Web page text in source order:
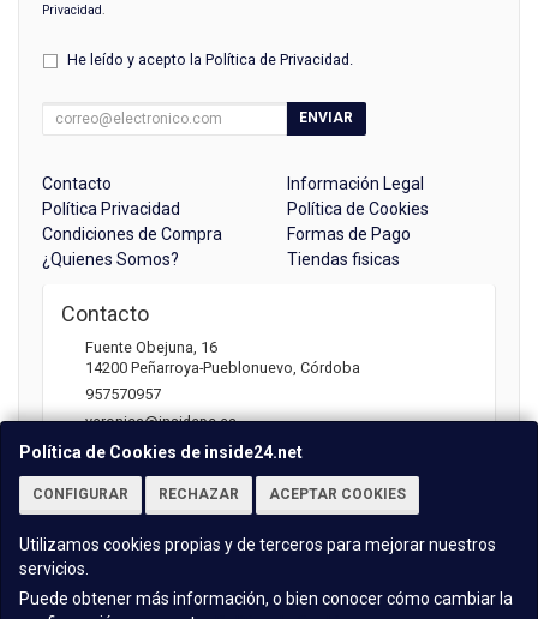
Política de Cookies de inside24.net
CONFIGURAR RECHAZAR ACEPTAR COOKIES
Utilizamos cookies propias y de terceros para mejorar nuestros
servicios.
Puede obtener más información, o bien conocer cómo cambiar la
Privacidad
He leído y acepto la Política de Privacidad
ENVIAR
Contacto
Información Legal
Política Privacidad
Política de Cookies
Condiciones de Compra
Formas de Pago
¿Quienes Somos?
Tiendas fisicas
Contacto
Fuente Obejuna, 16
14200 Peñarroya-Pueblonuevo Córdoba
957570957
veronica@insidepc.es
Horario
Atención telefónica: 09:30 - 13:30 | 17:00 -20:30